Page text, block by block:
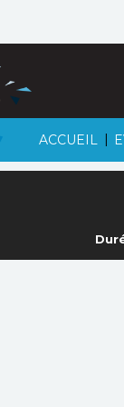
ACCUEIL |